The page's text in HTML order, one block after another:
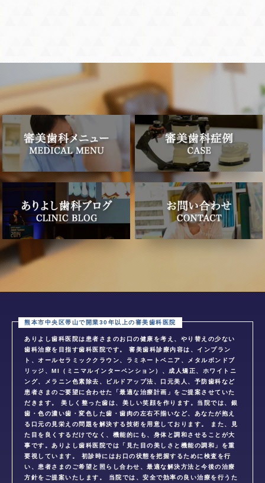
ありよし歯科医院は患者さまのお口の健康を考え、やり替えの少ない
歯科治療を目指す歯科医院です。 審美歯科診療内容は、インプラン
ト、オールセラミッククラウン、ラミネートベニア、メタルボンドブ
リッジ、MI（ミニマルインターベンション）、成人矯正、ホワイトニ
ング、メラニン色素除去、ビルドアップ法、口元美人、予防歯科など
患者さまのご要望に合わせた「最適な治療計画」をご提案させていた
だきます。 美しく整った歯は、美しい笑顔を作ります。当院では、銀
歯・色の濃い歯・変色した歯・歯肉の左右不揃いなど、あなたが抱え
る口元の見栄えの問題を解決する技術を用意しております。 また、見
た目を良くするだけでなく、機能的にも、身体と調和させることが大
事です。ありよし歯科医院では「見た目の美しさと機能の調和」を重
要視しています。 初診時にはお口の状態を把握するために検査を行
い、患者さまのご希望と照らし合わせ、最適な解決方法と今後の治療
方針をご提案いたします。 当院では、安全で効率の良い治療を行うた